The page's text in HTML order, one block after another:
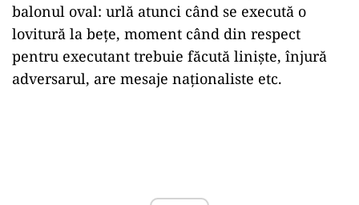
balonul oval: urlă atunci când se execută o
lovitură la bețe, moment când din respect
pentru executant trebuie făcută liniște, înjură
adversarul, are mesaje naționaliste etc.